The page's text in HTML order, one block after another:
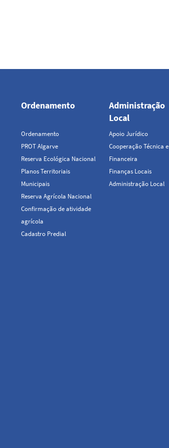
Ordenamento
Ordenamento
PROT Algarve
Reserva Ecológica Nacional
Planos Territoriais
Municipais
Reserva Agrícola Nacional
Confirmação de atividade
agrícola
Cadastro Predial
Administração
Local
Apoio Jurídico
Cooperação Técnica e
Financeira
Finanças Locais
Administração Local